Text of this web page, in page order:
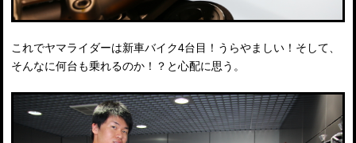
これでヤマライダーは新車バイク4台目！うらやましい！そして、
そんなに何台も乗れるのか！？と心配に思う。